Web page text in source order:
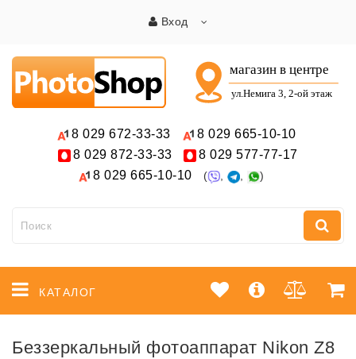
Вход
8 029 672-33-33 8 029 665-10-10
8 029 872-33-33 8 029 577-77-17
8 029 665-10-10 ( , , )
КАТАЛОГ
Беззеркальный фотоаппарат Nikon Z8